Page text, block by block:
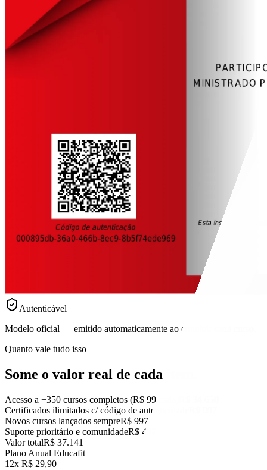
Autenticável
Modelo oficial — emitido automaticamente ao concluir cada curso.
Quanto vale tudo isso
Some o valor real de cada item.
Acesso a +350 cursos completos (R$ 99 cada)
Certificados ilimitados c/ código de autenticidade
Novos cursos lançados sempreR$ 997
Suporte prioritário e comunidadeR$ 497
Valor totalR$ 37.141
Plano Anual Educafit
12x R$ 29,90